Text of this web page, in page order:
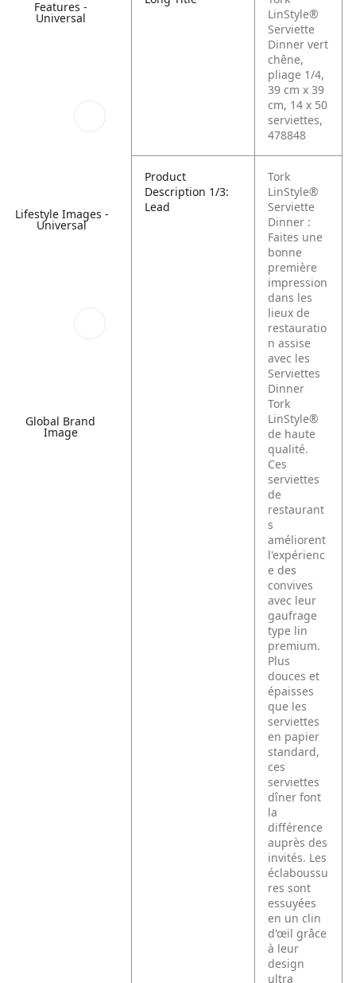
Features -
Universal
Lifestyle Images -
Universal
Global Brand
Image
LinStyle®
Serviette
Dinner vert
chêne,
pliage 1/4,
39 cm x 39
cm, 14 x 50
serviettes,
478848
Product
Description 1/3:
Lead
Tork
LinStyle®
Serviette
Dinner :
Faites une
bonne
première
impression
dans les
lieux de
restauratio
n assise
avec les
Serviettes
Dinner
Tork
LinStyle®
de haute
qualité.
Ces
serviettes
de
restaurant
s
améliorent
l'expérienc
e des
convives
avec leur
gaufrage
type lin
premium.
Plus
douces et
épaisses
que les
serviettes
en papier
standard,
ces
serviettes
dîner font
la
différence
auprès des
invités. Les
éclaboussu
res sont
essuyées
en un clin
d'œil grâce
à leur
design
ultra